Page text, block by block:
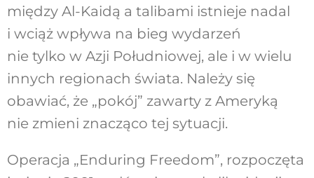
między Al-Kaidą a talibami istnieje nadal
i wciąż wpływa na bieg wydarzeń
nie tylko w Azji Południowej, ale i w wielu
innych regionach świata. Należy się
obawiać, że „pokój” zawarty z Ameryką
nie zmieni znacząco tej sytuacji.
Operacja „Enduring Freedom”, rozpoczęta